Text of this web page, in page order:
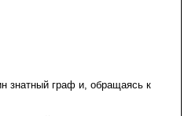
знатный граф и, обращаясь к